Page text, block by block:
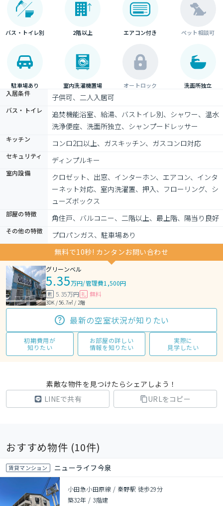
バス・トイレ別 2階以上 エアコン付き ペット相談可
駐車場あり 室内洗濯機置場 オートロック 洗面所独立
入居条件 子供可、二人入居可
バス・トイレ
追焚機能浴室、給湯、バストイレ別、シャワー、温水
洗浄便座、洗面所独立、シャンプードレッサー
キッチン コンロ2口以上、ガスキッチン、ガスコンロ対応
セキュリティ ディンプルキー
室内設備
クロゼット、出窓、インターホン、エアコン、インタ
ーネット対応、室内洗濯置、押入、フローリング、シ
ューズボックス
部屋の特徴 角住戸、バルコニー、二階以上、最上階、陽当り良好
その他の特徴
プロパンガス、駐車場あり
無料で10秒! カンタンお問い合わせ
グリーンベル
5.35万円/管理費1,500円
敷 5.35万円 礼 無料
3DK / 56.7㎡ / 2階
最新の空室状況が知りたい
初期費用が
知りたい
お部屋の詳しい
情報を知りたい
実際に
見学したい
素敵な物件を見つけたらシェアしよう！
LINEで共有
URLをコピー
おすすめ物件 (10件)
賃貸マンション ニューライフ今泉
小田急小田原線 / 秦野駅 徒歩29分
築32年 / 3階建